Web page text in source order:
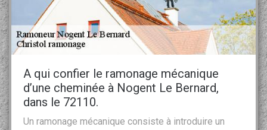
A qui confier le ramonage mécanique
d’une cheminée à Nogent Le Bernard,
dans le 72110.
Un ramonage mécanique consiste à introduire un